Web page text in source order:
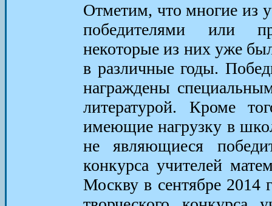
Отметим, что многие из
победителями или
некоторые из них уже
в различные годы.
награждены
литературой. Кроме
имеющие нагрузку в
не являющиеся
конкурса учителей
Москву в сентябре 2014